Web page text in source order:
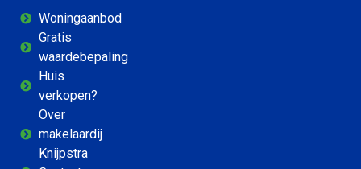
Woningaanbod
Gratis
waardebepaling
Huis
verkopen?
Over
makelaardij
Knijpstra